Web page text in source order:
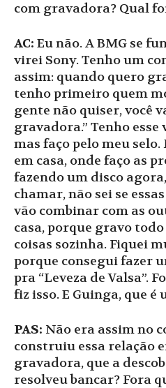
com gravadora? Qual
AC: Eu não. A BMG se
virei Sony. Tenho um
assim: quando quero
tenho primeiro quem
gente não quiser, você
gravadora.” Tenho esse
mas faço pelo meu
em casa, onde faço as
fazendo um disco
chamar, não sei se
vão combinar com as
casa, porque gravo
coisas sozinha. Fiquei
porque consegui fazer
pra “Leveza de Valsa”.
fiz isso. E Guinga, que é
PAS: Não era assim no
construiu essa relação
gravadora, que a
resolveu bancar? Fora